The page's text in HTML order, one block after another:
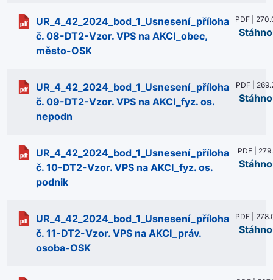
UR_4_42_2024_bod_1_Usnesení_příloha
č. 08-DT2-Vzor. VPS na AKCI_obec,
město-OSK
PDF |
UR_4_42_2024_bod_1_Usnesení_příloha
č. 09-DT2-Vzor. VPS na AKCI_fyz. os.
nepodn
PDF |
UR_4_42_2024_bod_1_Usnesení_příloha
č. 10-DT2-Vzor. VPS na AKCI_fyz. os.
podnik
PDF |
UR_4_42_2024_bod_1_Usnesení_příloha
č. 11-DT2-Vzor. VPS na AKCI_práv.
osoba-OSK
PDF |